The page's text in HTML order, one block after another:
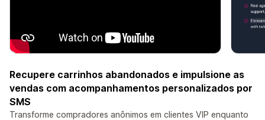
Recupere carrinhos abandonados e impulsione as
vendas com acompanhamentos personalizados por
SMS
Transforme compradores anônimos em clientes VIP enquanto